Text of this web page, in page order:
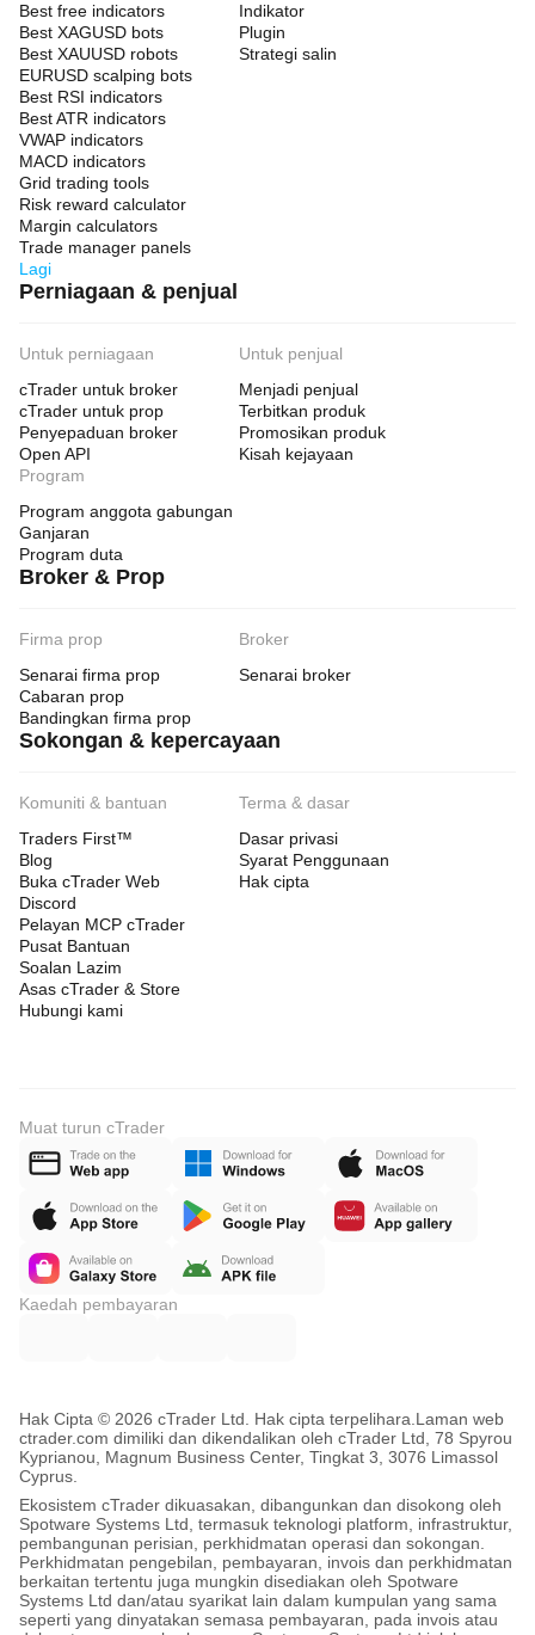
Best free indicators
Best XAGUSD bots
Best XAUUSD robots
EURUSD scalping bots
Best RSI indicators
Best ATR indicators
VWAP indicators
MACD indicators
Grid trading tools
Risk reward calculator
Margin calculators
Trade manager panels
Lagi
Indikator
Plugin
Strategi salin
Perniagaan & penjual
Untuk perniagaan
cTrader untuk broker
cTrader untuk prop
Penyepaduan broker
Open API
Untuk penjual
Menjadi penjual
Terbitkan produk
Promosikan produk
Kisah kejayaan
Program
Program anggota gabungan
Ganjaran
Program duta
Broker & Prop
Firma prop
Senarai firma prop
Cabaran prop
Bandingkan firma prop
Broker
Senarai broker
Sokongan & kepercayaan
Komuniti & bantuan
Traders First™
Blog
Buka cTrader Web
Discord
Pelayan MCP cTrader
Pusat Bantuan
Soalan Lazim
Asas cTrader & Store
Hubungi kami
Terma & dasar
Dasar privasi
Syarat Penggunaan
Hak cipta
Muat turun cTrader
Kaedah pembayaran
Hak Cipta © 2026 cTrader Ltd. Hak cipta terpelihara. Laman web
ctrader.com dimiliki dan dikendalikan oleh cTrader Ltd, 78 Spyrou
Kyprianou, Magnum Business Center, Tingkat 3, 3076 Limassol
Cyprus.
Ekosistem cTrader dikuasakan, dibangunkan dan disokong oleh
Spotware Systems Ltd, termasuk teknologi platform, infrastruktur,
pembangunan perisian, perkhidmatan operasi dan sokongan.
Perkhidmatan pengebilan, pembayaran, invois dan perkhidmatan
berkaitan tertentu juga mungkin disediakan oleh Spotware
Systems Ltd dan/atau syarikat lain dalam kumpulan yang sama
seperti yang dinyatakan semasa pembayaran, pada invois atau